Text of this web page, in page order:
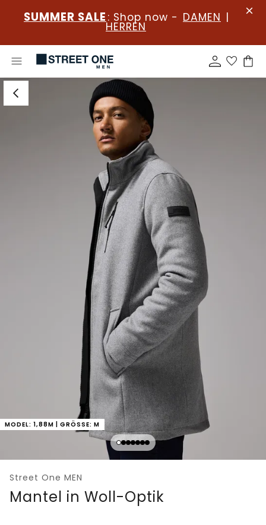
SUMMER SALE : Shop now - DAMEN |
HERREN
MODEL: 1,88M | GRÖSSE: M
Street One MEN
Mantel in Woll-Optik